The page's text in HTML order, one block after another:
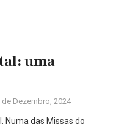
uma
de Dezembro, 2024
Numa das Missas do